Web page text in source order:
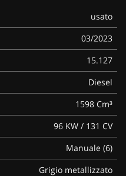
usato
03/2023
15.127
Diesel
1598 Cm³
96 KW / 131 CV
Manuale (6)
Grigio metallizzato